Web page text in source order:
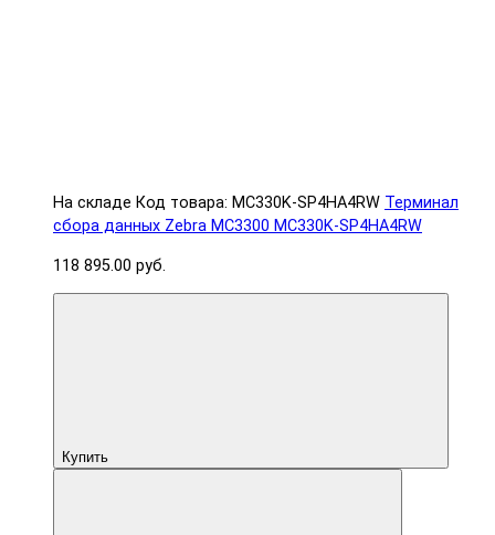
На складе Код товара: MC330K-SP4HA4RW Терминал
сбора данных Zebra MC3300 MC330K-SP4HA4RW
118 895.00 руб.
Купить